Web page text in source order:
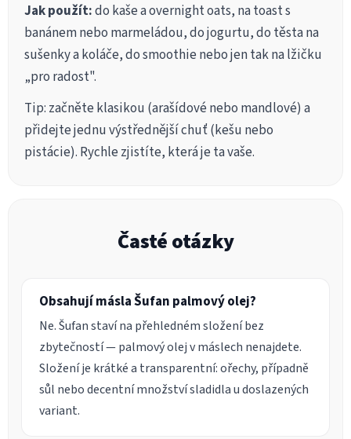
Jak použít:do kaše a overnight oats, na toast s
banánem nebo marmeládou, do jogurtu, do těsta na
sušenky a koláče, do smoothie nebo jen tak na lžičku
„pro radost".
Tip: začněte klasikou (arašídové nebo mandlové) a
přidejte jednu výstřednější chuť (kešu nebo
pistácie). Rychle zjistíte, která je ta vaše.
Časté otázky
Obsahují másla Šufan palmový olej?
Ne. Šufan staví na přehledném složení bez
zbytečností — palmový olej v máslech nenajdete.
Složení je krátké a transparentní: ořechy, případně
sůl nebo decentní množství sladidla u doslazených
variant.